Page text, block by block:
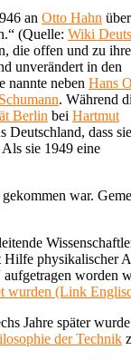
an Otto Hahn
(Quelle: Wiki
die offen und zu
unverändert in den
nannte neben Hans
. Während
Berlin bei Hartmut
Deutschland, dass sie
sie 1949 eine
war.
physikalischer
worden
wurden (Link
Jahre später
der Technik